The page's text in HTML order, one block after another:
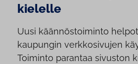
kielelle
Uusi käännöstoiminto
kaupungin verkkosivujen
Toiminto parantaa sivuston